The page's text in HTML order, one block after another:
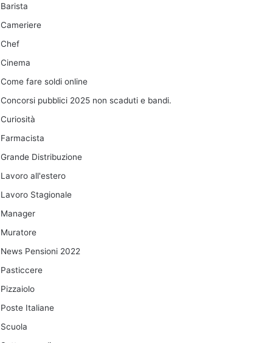
Barista
Cameriere
Chef
Cinema
Come fare soldi online
Concorsi pubblici 2025 non scaduti e bandi.
Curiosità
Farmacista
Grande Distribuzione
Lavoro all'estero
Lavoro Stagionale
Manager
Muratore
News Pensioni 2022
Pasticcere
Pizzaiolo
Poste Italiane
Scuola